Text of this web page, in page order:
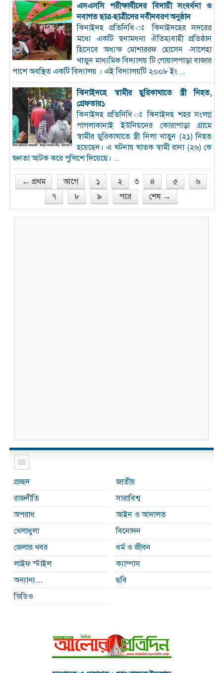
এসএসসি পরীক্ষার্থীদের বিদায়ী সংবর্ধনা ও
নবাগত ছাত্র-ছাত্রীদের নবীনবরণ অনুষ্ঠান
ঝিনাইদহ প্রতিনিধি ঃ ঝিনাইদহের সদরের
মধ্যে একটি স্বনামধন্য ঐতিহ্যবাহী প্রতিষ্ঠান
হিসেবে অধ্যক্ষ মোশাররফ হোসেন -সালেহা
খাতুন মাধ্যমিক বিদ্যালয় টি গোয়ালপাড়া বাজার
পাশে অবস্থিত একটি বিদ্যালয় । এই বিদ্যালয়টি ২০০৮ ইং ...
ঝিনাইদহে স্বামীর ছুরিকাঘাতে স্ত্রী নিহত,
গ্রেফতার১
ঝিনাইদহ প্রতিনিধি ঃ ঝিনাইদহ শহর সংলগ্ন
পাগলাকানাই ইউনিয়নের কোরাপাড়া গ্রামে
স্বামীর ছুরিকাঘাতে স্ত্রী নিলা খাতুন (২১) নিহত
হয়েছেন। এ ঘটনায় ঘাতক স্বামী রানা (২৬) কে
জনতা আটক করে পুলিশে দিয়েছে। ...
← প্রথম আগে ১ ২ ৩ ৪ ৫
৬
৭
৮ ৯ পরে শেষ →
প্রচ্ছদ
জাতীয়
রাজনীতি
সারাবিশ্ব
অপরাধ
আইন ও আদালত
খেলাধুলা
বিনোদন
জেলার খবর
ধর্ম ও জীবন
লাইফ স্টাইল
ক্যাম্পাস
অন্যান্য…
ছবি
ভিডিও